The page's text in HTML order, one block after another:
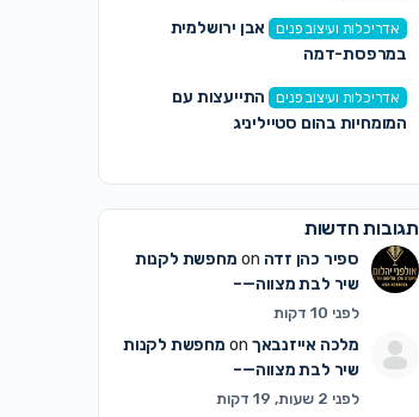
אדריכלות ועיצוב פנים
אבן ירושלמית
במרפסת-דמה
אדריכלות ועיצוב פנים
התייעצות עם
המומחיות בהום סטייליניג
תגובות חדשות
ספיר כהן זדה
מחפשת לקנות
שיר לבת מצווה—–
לפני 10 דקות
מלכה אייזנבאך
מחפשת לקנות
שיר לבת מצווה—–
לפני 2 שעות, 19 דקות